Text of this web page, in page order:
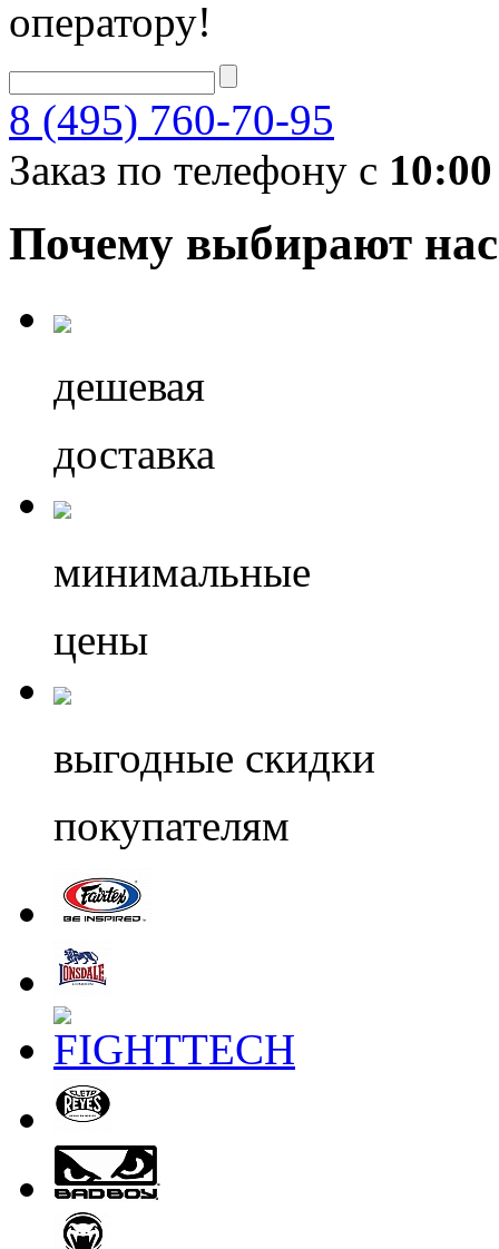
оператору!
8 (495) 760-70-95
Заказ по телефону с 10:00
Почему выбирают нас
дешевая
доставка
минимальные
цены
выгодные скидки
покупателям